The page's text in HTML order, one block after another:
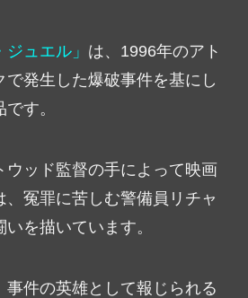
ュエル」 は、1996年のアト
で発生した爆破事件を基にし
す。
ウッド監督の手によって映画
冤罪に苦しむ警備員リチャ
を描いています。
事件の英雄として報じられる